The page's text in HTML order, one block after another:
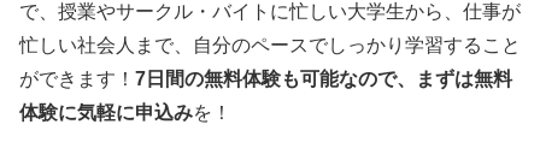
で、授業やサークル・バイトに忙しい大学生から、仕事が
忙しい社会人まで、自分のペースでしっかり学習すること
ができます！ 7日間の無料体験も可能なので、まずは無料
体験に気軽に申込みを！